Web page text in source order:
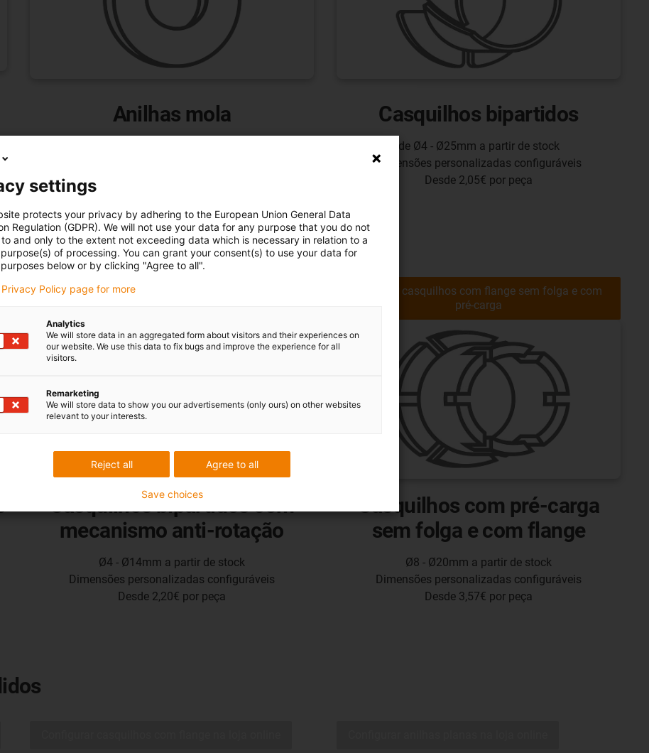
Anilhas mola Casquilhos bipartidos
de Ø4 - Ø25mm a partir de stock
Dimensões personalizadas configuráveis
Desde 2,05€ por peça
Casquilhos bipartidos com
mecanismo anti-rotação
Ø4 - Ø14mm a partir de stock
Dimensões personalizadas configuráveis
Desde 2,20€ por peça
Comprar agora casquilhos bipartidos com
Casquilhos com pré-carga
sem folga e com flange
Ø8 - Ø20mm a partir de stock
Dimensões personalizadas configuráveis
Desde 3,57€ por peça
Comprar casquilhos com flange sem folga e com
pré-carga
settings
protects your privacy by adhering to the European Union General Data
Regulation (GDPR). We will not use your data for any purpose that you do not
and only to the extent not exceeding data which is necessary in relation to a
of processing. You can grant your consent(s) to use your data for
below or by clicking "Agree to all".
Policy page for more
Analytics
We will store data in an aggregated form about visitors and their experiences on
our website. We use this data to fix bugs and improve the experience for all
visitors.
Remarketing
We will store data to show you our advertisements (only ours) on other websites
relevant to your interests.
Agree to all
Reject all
Save choices